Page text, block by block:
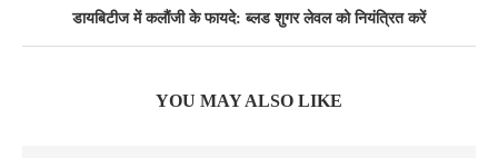
डायबिटीज में कलौंजी के फायदे: ब्लड शुगर लेवल को नियंत्रित करें
YOU MAY ALSO LIKE